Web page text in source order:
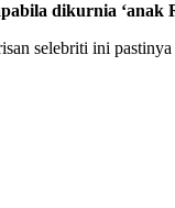
dikurnia ‘anak
selebriti ini